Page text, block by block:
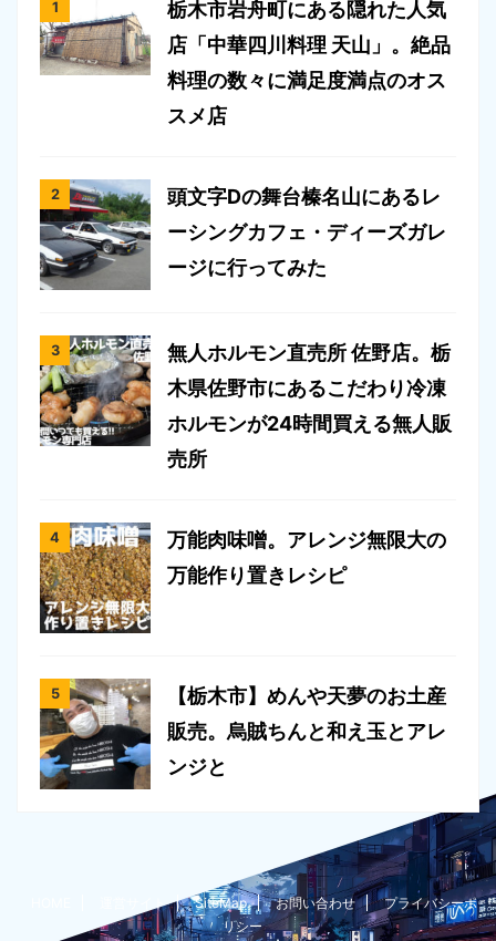
栃木市岩舟町にある隠れた人気
店「中華四川料理 天山」。絶品
料理の数々に満足度満点のオス
スメ店
頭文字Dの舞台榛名山にあるレ
ーシングカフェ・ディーズガレ
ージに行ってみた
無人ホルモン直売所 佐野店。栃
木県佐野市にあるこだわり冷凍
ホルモンが24時間買える無人販
売所
万能肉味噌。アレンジ無限大の
万能作り置きレシピ
【栃木市】めんや天夢のお土産
販売。烏賊ちんと和え玉とアレ
ンジと
運営サイト SiteMap お問い合わせ
プライバシーポ
リシー